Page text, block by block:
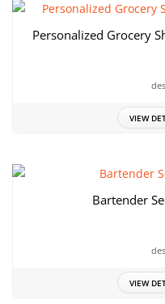
Personalized Grocery
VIEW
Bartender
VIEW